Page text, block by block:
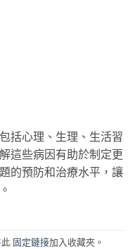
括心理、生理、生活習
這些病因有助於制定更
的預防和治療水平，讓
固定鏈接加入收藏夾。